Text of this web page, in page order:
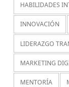
HABILIDADES
INNOVACIÓN
LIDERAZGO
MARKETING
MENTORÍA